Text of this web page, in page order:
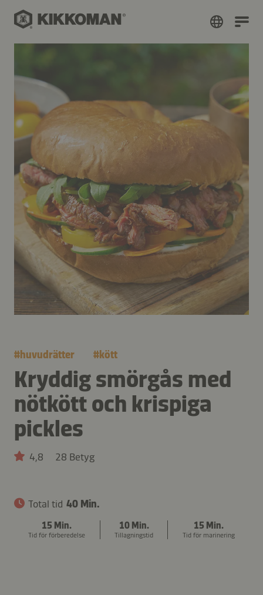
#huvudrätter #kött
Kryddig smörgås med
nötkött och krispiga
pickles
4,8 28 Betyg
Total tid 40 Min.
15 Min.
Tid för förberedelse
10 Min.
Tillagningstid
15 Min.
Tid för marinering